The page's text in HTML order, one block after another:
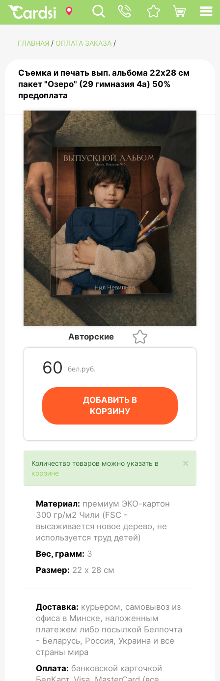
ГЛАВНАЯ / ОПЛАТА ЗАКАЗА /
Съемка и печать вып. альбома 22х28 см
пакет "Озеро" (29 гимназия 4а) 50%
предоплата
Авторские
60 бел.руб.
ДОБАВИТЬ В
КОРЗИНУ
×
Количество товаров можно указать в
корзине
Материал: премиум ЭКО-картон
300 гр/м2 Чили (FSC -
высаживается новое дерево, не
используется труд детей)
Вес, грамм: 3
Размер: 22 x 28 см
Доставка: курьером, самовывоз из
офиса в Минске, наложенным
платежем либо посылкой Белпочта
- Беларусь, Россия, Украина и все
страны мира
Оплата: банковской карточкой